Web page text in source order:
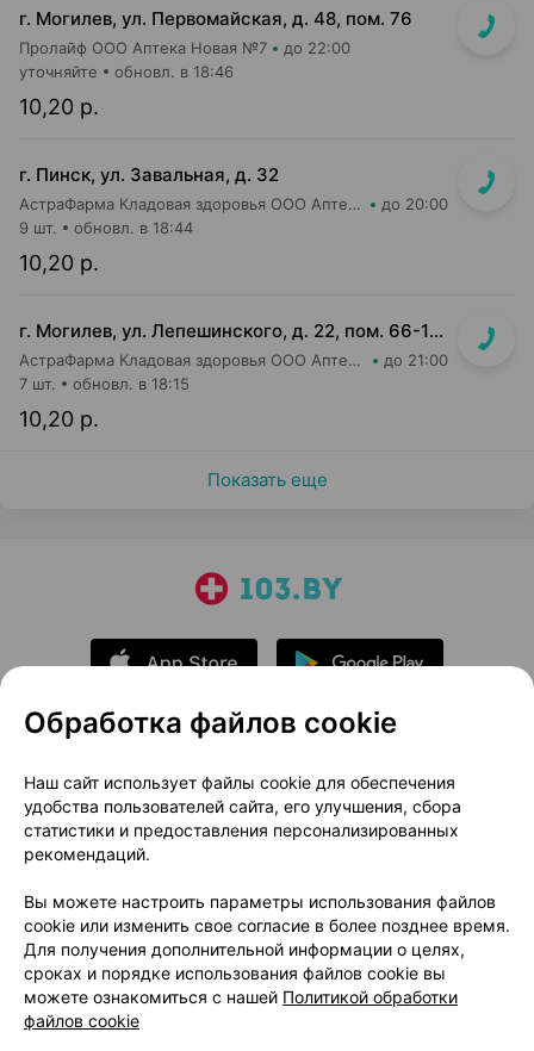
г. Могилев, ул. Первомайская, д. 48, пом. 76
Пролайф ООО Аптека Новая №7 до 22:00
10,20 р.
уточняйте обновл. в 18:46
г. Пинск, ул. Завальная, д. 32
АстраФарма Кладовая здоровья ООО Аптека №1 до 20:00
10,20 р.
9 шт. обновл. в 18:44
г. Могилев, ул. Лепешинского, д. 22, пом. 66-14 (напротив дежурной аптеки, в маг-не ВпрОК)
АстраФарма Кладовая здоровья ООО Аптека №8 до 21:00
10,20 р.
7 шт. обновл. в 18:15
Показать еще
О проекте
Новости проекта
Размещение рекламы
Медицинский маркетинг
Публичный договор
Доставка
Способы оплаты
Вакансии
Партнеры
Написать руководителю 103.by
Написать в поддержку
Персональные настройки Cookie
Обработка файлов cookie
Наш сайт использует файлы cookie для обеспечения
удобства пользователей сайта, его улучшения, сбора
статистики и предоставления персонализированных
рекомендаций.
Вы можете настроить параметры использования файлов
cookie или изменить свое согласие в более позднее время.
Для получения дополнительной информации о целях,
сроках и порядке использования файлов cookie вы
можете ознакомиться с нашей Политикой обработки
файлов cookie